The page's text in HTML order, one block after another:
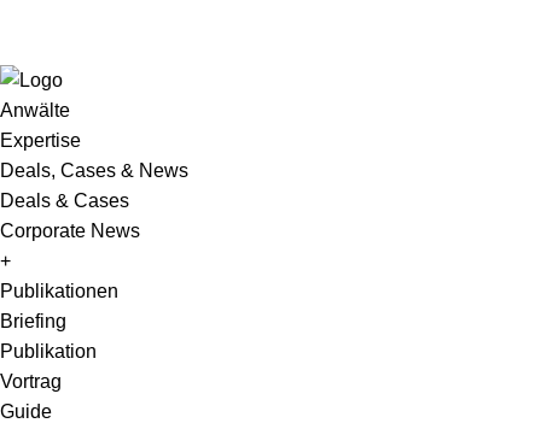
Anwälte
Expertise
Deals, Cases & News
Deals & Cases
Corporate News
+
Publikationen
Briefing
Publikation
Vortrag
Guide